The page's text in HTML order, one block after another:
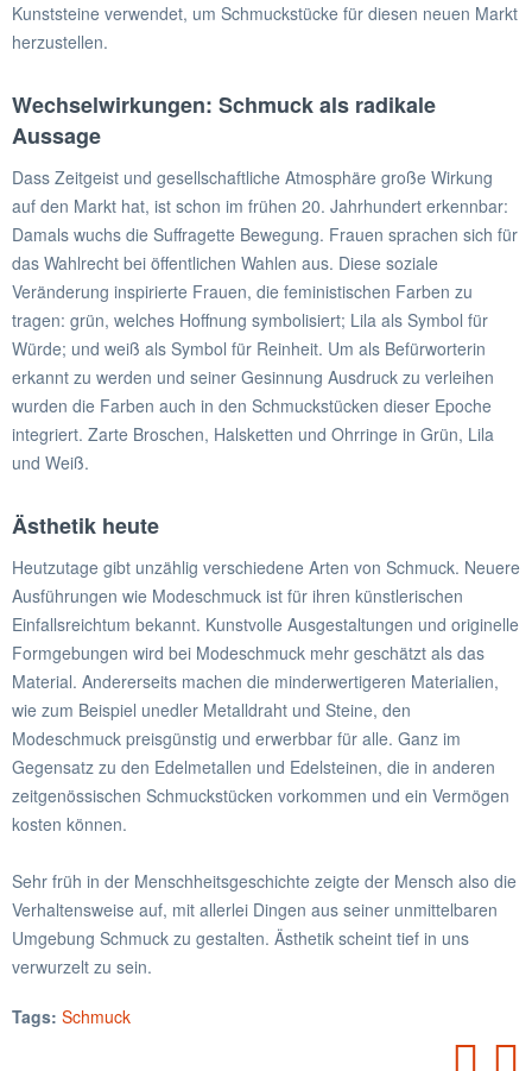
Kunststeine ​​verwendet, um Schmuckstücke für diesen neuen Markt
herzustellen.
Wechselwirkungen: Schmuck als radikale
Aussage
Dass Zeitgeist und gesellschaftliche Atmosphäre große Wirkung
auf den Markt hat, ist schon im frühen 20. Jahrhundert erkennbar:
Damals wuchs die Suffragette Bewegung. Frauen sprachen sich für
das Wahlrecht bei öffentlichen Wahlen aus. Diese soziale
Veränderung inspirierte Frauen, die feministischen Farben zu
tragen: grün, welches Hoffnung symbolisiert; Lila als Symbol für
Würde; und weiß als Symbol für Reinheit. Um als Befürworterin
erkannt zu werden und seiner Gesinnung Ausdruck zu verleihen
wurden die Farben auch in den Schmuckstücken dieser Epoche
integriert. Zarte Broschen, Halsketten und Ohrringe in Grün, Lila
und Weiß.
Ästhetik heute
Heutzutage gibt unzählig verschiedene Arten von Schmuck. Neuere
Ausführungen wie Modeschmuck ist für ihren künstlerischen
Einfallsreichtum bekannt. Kunstvolle Ausgestaltungen und originelle
Formgebungen wird bei Modeschmuck mehr geschätzt als das
Material. Andererseits machen die minderwertigeren Materialien,
wie zum Beispiel unedler Metalldraht und Steine, den
Modeschmuck preisgünstig und erwerbbar für alle. Ganz im
Gegensatz zu den Edelmetallen und Edelsteinen, die in anderen
zeitgenössischen Schmuckstücken vorkommen und ein Vermögen
kosten können.
Sehr früh in der Menschheitsgeschichte zeigte der Mensch also die
Verhaltensweise auf, mit allerlei Dingen aus seiner unmittelbaren
Umgebung Schmuck zu gestalten. Ästhetik scheint tief in uns
verwurzelt zu sein.
Tags: Schmuck